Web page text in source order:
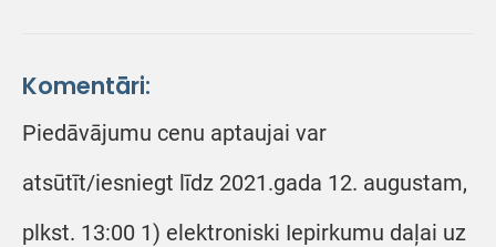
Komentāri:
Piedāvājumu cenu aptaujai var
atsūtīt/iesniegt līdz 2021.gada 12. augustam,
plkst. 13:00 1) elektroniski Iepirkumu daļai uz